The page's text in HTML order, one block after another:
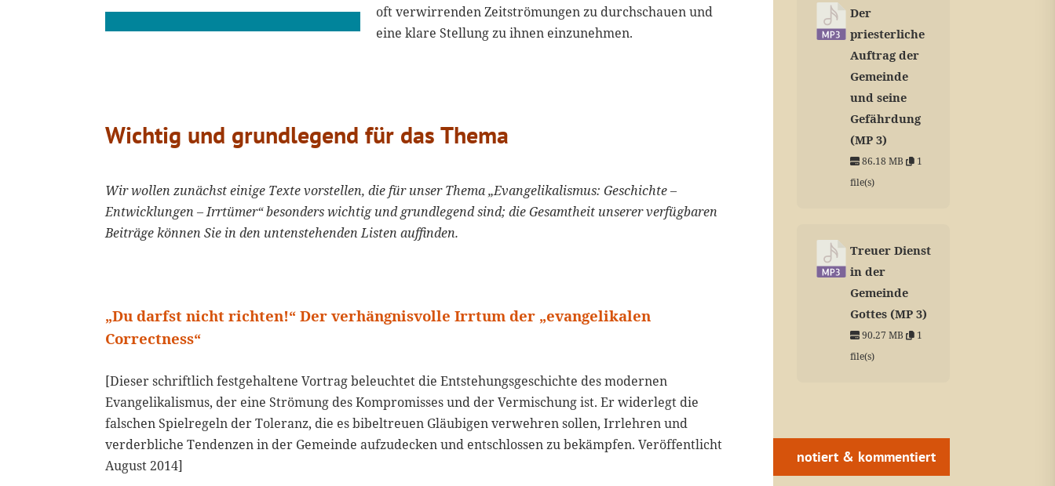
oft verwirrenden Zeitströmungen zu durchschauen und
eine klare Stellung zu ihnen einzunehmen.
Wichtig und grundlegend für das Thema
Wir wollen zunächst einige Texte vorstellen, die für unser Thema „Evangelikalismus: Geschichte –
Entwicklungen – Irrtümer“ besonders wichtig und grundlegend sind; die Gesamtheit unserer verfügbaren
Beiträge können Sie in den untenstehenden Listen auffinden.
„Du darfst nicht richten!“ Der verhängnisvolle Irrtum der „evangelikalen
Correctness“
[Dieser schriftlich festgehaltene Vortrag beleuchtet die Entstehungsgeschichte des modernen
Evangelikalismus, der eine Strömung des Kompromisses und der Vermischung ist. Er widerlegt die
falschen Spielregeln der Toleranz, die es bibeltreuen Gläubigen verwehren sollen, Irrlehren und
verderbliche Tendenzen in der Gemeinde aufzudecken und entschlossen zu bekämpfen. Veröffentlicht
August 2014]
Der
priesterliche
Auftrag der
Gemeinde
und seine
Gefährdung
(MP 3)
86.18 MB
1
file(s)
Treuer Dienst
in der
Gemeinde
Gottes (MP 3)
90.27 MB
1
file(s)
notiert & kommentiert